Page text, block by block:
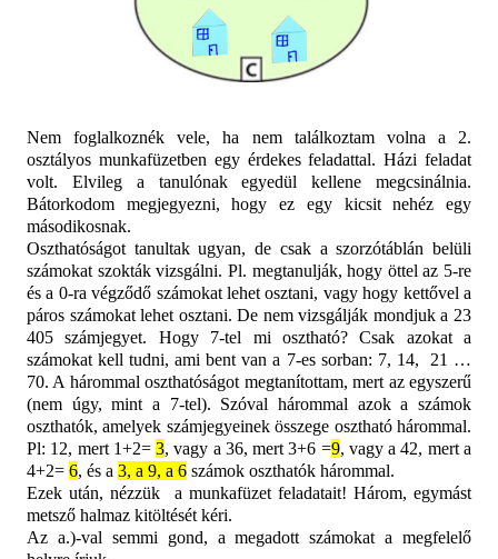
Nem foglalkoznék vele, ha nem találkoztam volna a 2.
osztályos munkafüzetben egy érdekes feladattal. Házi feladat
volt. Elvileg a tanulónak egyedül kellene megcsinálnia.
Bátorkodom megjegyezni, hogy ez egy kicsit nehéz egy
másodikosnak.
Oszthatóságot tanultak ugyan, de csak a szorzótáblán belüli
számokat szokták vizsgálni. Pl. megtanulják, hogy öttel az 5-re
és a 0-ra végződő számokat lehet osztani, vagy hogy kettővel a
páros számokat lehet osztani. De nem vizsgálják mondjuk a 23
405 számjegyet. Hogy 7-tel mi osztható? Csak azokat a
számokat kell tudni, ami bent van a 7-es sorban: 7, 14,
21 …
70. A hárommal oszthatóságot megtanítottam, mert az egyszerű
(nem úgy, mint a 7-tel). Szóval hárommal azok a számok
oszthatók, amelyek számjegyeinek összege osztható hárommal.
Pl: 12, mert 1+2=3, vagy a 36, mert 3+6 =9, vagy a 42, mert a
4+2= 6, és a 3, a 9, a 6 számok oszthatók hárommal.
Ezek után, nézzük a munkafüzet feladatait! Három, egymást
metsző halmaz kitöltését kéri.
Az a.)-val semmi gond, a megadott számokat a megfelelő